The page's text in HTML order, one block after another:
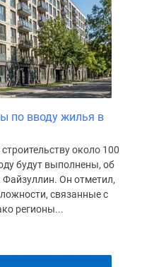
по вводу жилья в
около 100
будут выполнены, об
Он отметил,
связанные с
регионы...